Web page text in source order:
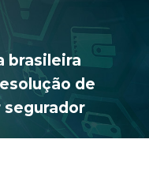
brasileira
de